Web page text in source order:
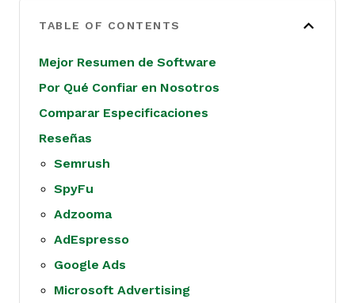
TABLE OF CONTENTS
Mejor Resumen de Software
Por Qué Confiar en Nosotros
Comparar Especificaciones
Reseñas
Semrush
SpyFu
Adzooma
AdEspresso
Google Ads
Microsoft Advertising